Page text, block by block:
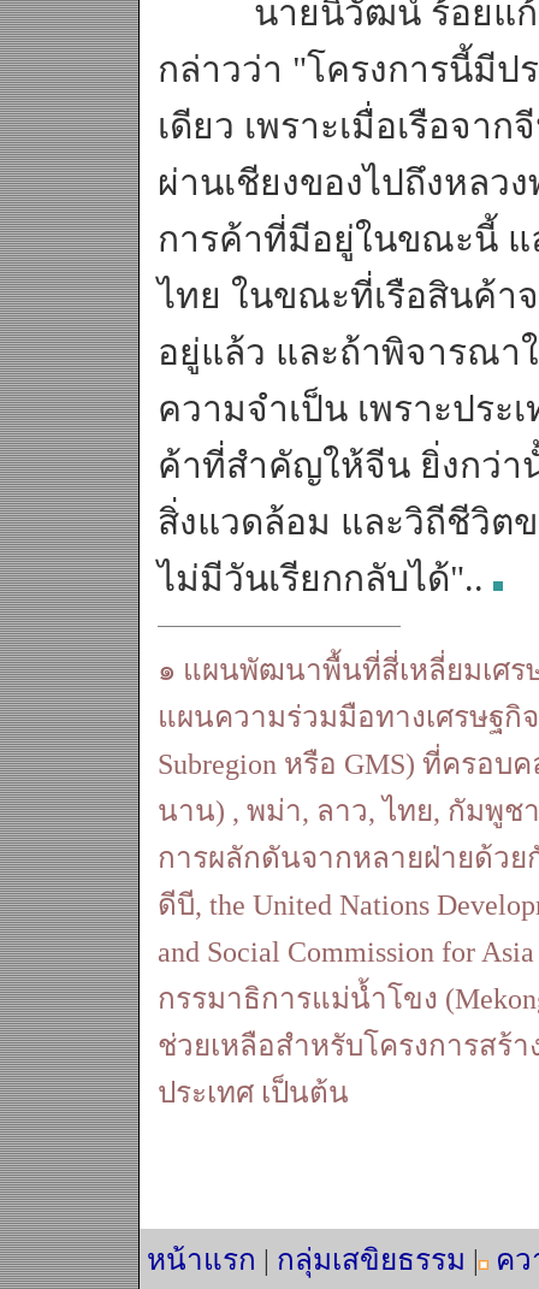
นายนิวัฒน์ ร้อยแก้ว
กล่าวว่า "โครงการนี้มีป
เดียว เพราะเมื่อเรือจา
ผ่านเชียงของไปถึงหลว
การค้าที่มีอยู่ในขณะนี้ แ
ไทย ในขณะที่เรือสินค้า
อยู่แล้ว และถ้าพิจารณา
ความจำเป็น เพราะประ
ค้าที่สำคัญให้จีน ยิ่งกว่า
สิ่งแวดล้อม และวิถีชีวิต
ไม่มีวันเรียกกลับได้"..
๑ แผนพัฒนาพื้นที่สี่เหลี่ยมเศ
แผนความร่วมมือทางเศรษฐกิ
Subregion หรือ GMS) ที่ครอ
นาน) , พม่า, ลาว, ไทย, กัมพูช
การผลักดันจากหลายฝ่ายด้วย
ดีบี, the United Nations
and Social Commission for
กรรมาธิการแม่น้ำโขง
ช่วยเหลือสำหรับโครงการสร้
ประเทศ เป็นต้น
หน้าแรก | กลุ่มเสขิยธรรม |
คว